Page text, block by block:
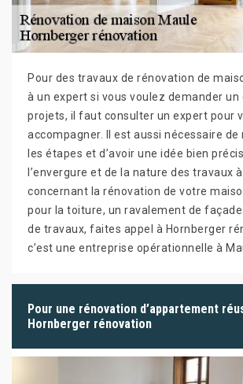
Pour des travaux de rénovation de
à un expert si vous voulez demander un
projets, il faut consulter un expert pour
accompagner. Il est aussi nécessaire
les étapes et d’avoir une idée bien
l’envergure et de la nature des travaux
concernant la rénovation de votre
pour la toiture, un ravalement de
de travaux, faites appel à Hornberger
c’est une entreprise opérationnelle à
Pour une rénovation d’appartement
Hornberger rénovation